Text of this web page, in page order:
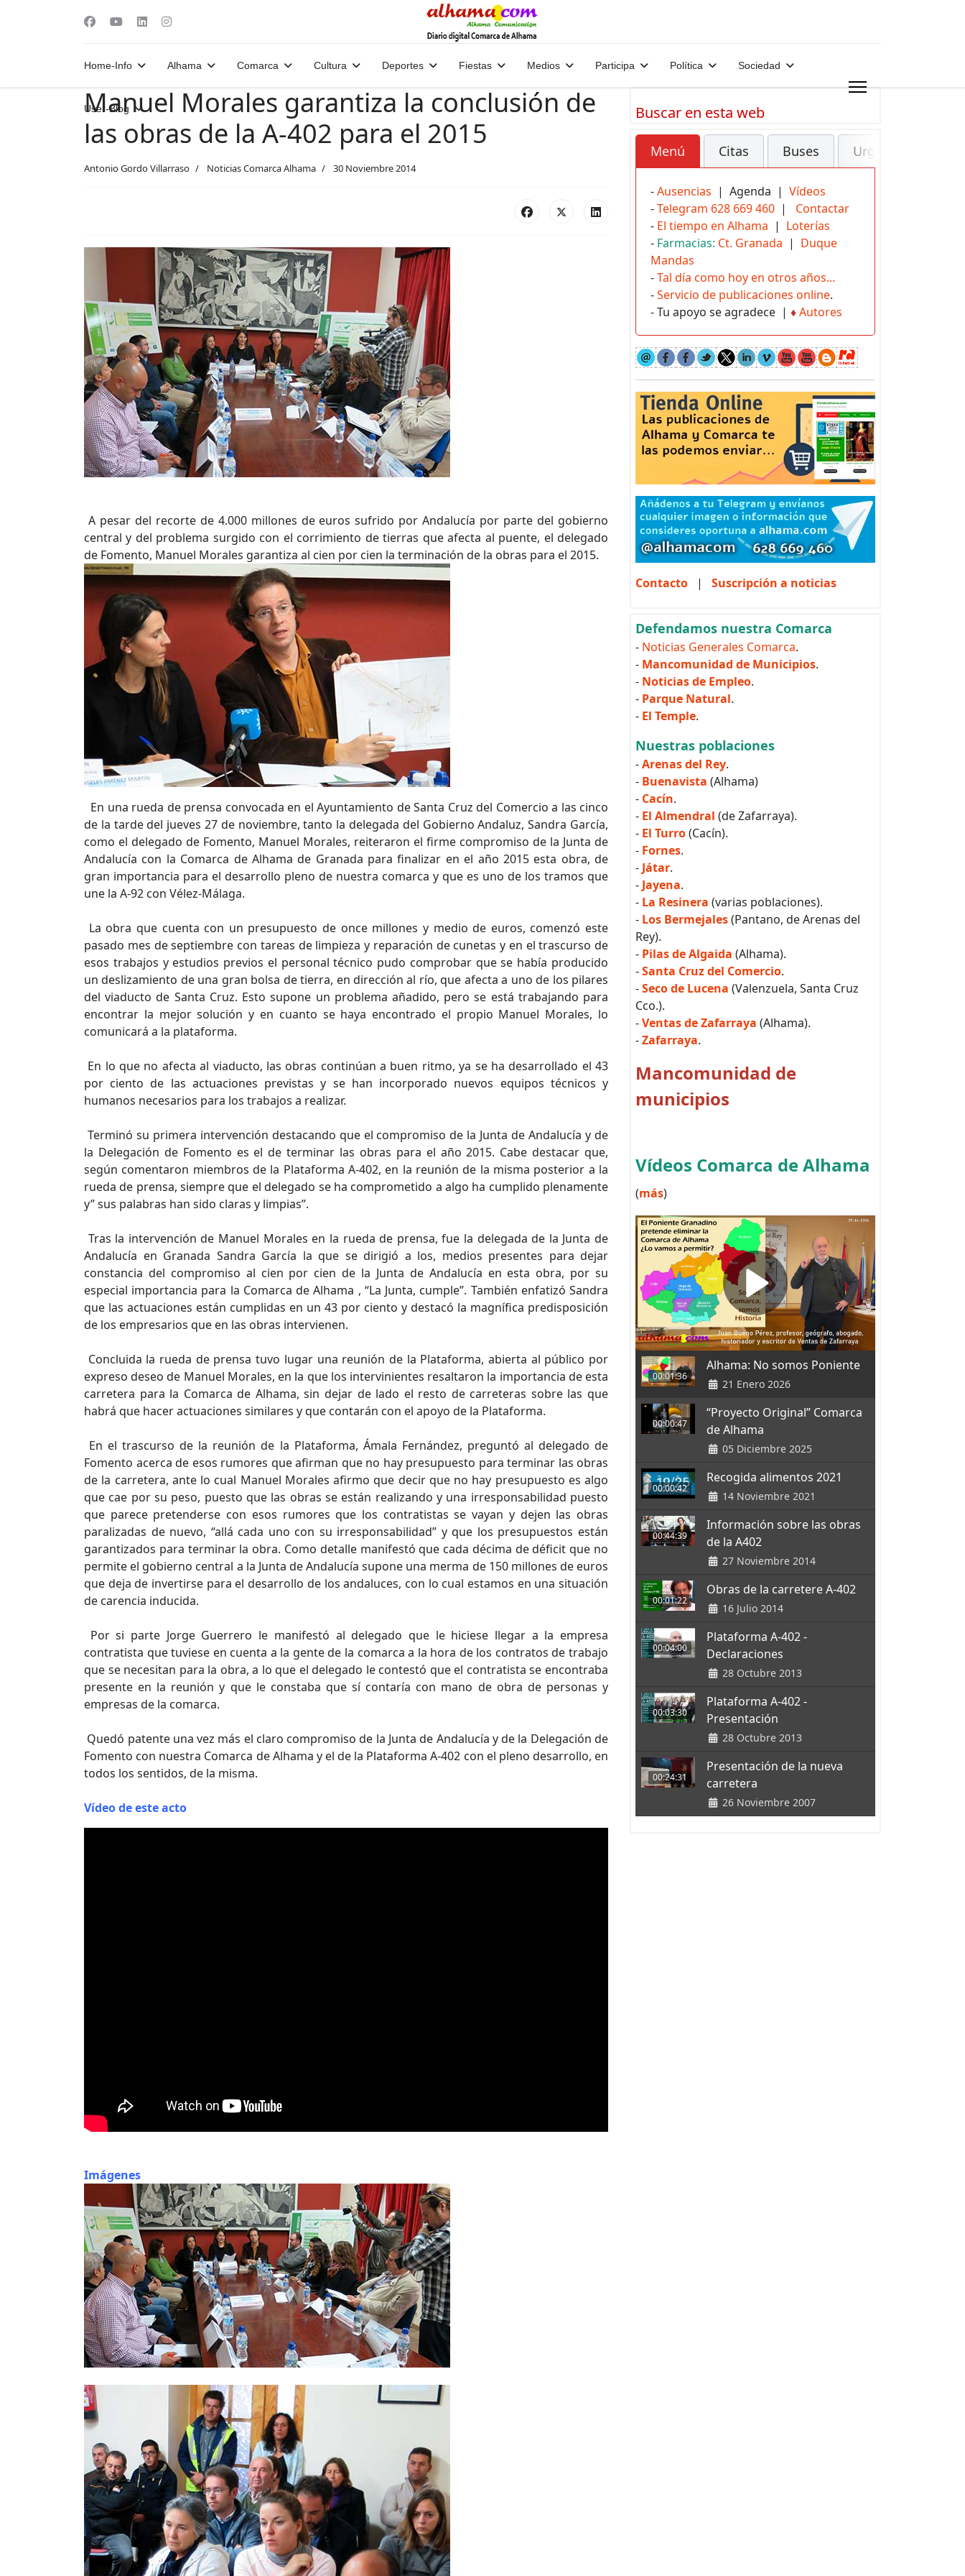
Home-Info Alhama Comarca Cultura Deportes Fiestas Medios Participa Política Sociedad
User-Blog
Manuel Morales garantiza la conclusión de
las obras de la A-402 para el 2015
Antonio Gordo Villarraso Noticias Comarca Alhama 30 Noviembre 2014
A pesar del recorte de 4.000 millones de euros sufrido por Andalucía por parte del gobierno
central y del problema surgido con el corrimiento de tierras que afecta al puente, el delegado
de Fomento, Manuel Morales garantiza al cien por cien la terminación de la obras para el 2015.
En una rueda de prensa convocada en el Ayuntamiento de Santa Cruz del Comercio a las cinco
de la tarde del jueves 27 de noviembre, tanto la delegada del Gobierno Andaluz, Sandra García,
como el delegado de Fomento, Manuel Morales, reiteraron el firme compromiso de la Junta de
Andalucía con la Comarca de Alhama de Granada para finalizar en el año 2015 esta obra, de
gran importancia para el desarrollo pleno de nuestra comarca y que es uno de los tramos que
une la A-92 con Vélez-Málaga.
La obra que cuenta con un presupuesto de once millones y medio de euros, comenzó este
pasado mes de septiembre con tareas de limpieza y reparación de cunetas y en el trascurso de
esos trabajos y estudios previos el personal técnico pudo comprobar que se había producido
un deslizamiento de una gran bolsa de tierra, en dirección al río, que afecta a uno de los pilares
del viaducto de Santa Cruz. Esto supone un problema añadido, pero se está trabajando para
encontrar la mejor solución y en cuanto se haya encontrado el propio Manuel Morales, lo
comunicará a la plataforma.
En lo que no afecta al viaducto, las obras continúan a buen ritmo, ya se ha desarrollado el 43
por ciento de las actuaciones previstas y se han incorporado nuevos equipos técnicos y
humanos necesarios para los trabajos a realizar.
Terminó su primera intervención destacando que el compromiso de la Junta de Andalucía y de
la Delegación de Fomento es el de terminar las obras para el año 2015. Cabe destacar que,
según comentaron miembros de la Plataforma A-402, en la reunión de la misma posterior a la
rueda de prensa, siempre que el delegado se ha comprometido a algo ha cumplido plenamente
y” sus palabras han sido claras y limpias”.
Tras la intervención de Manuel Morales en la rueda de prensa, fue la delegada de la Junta de
Andalucía en Granada Sandra García la que se dirigió a los, medios presentes para dejar
constancia del compromiso al cien por cien de la Junta de Andalucía en esta obra, por su
especial importancia para la Comarca de Alhama , “La Junta, cumple”. También enfatizó Sandra
que las actuaciones están cumplidas en un 43 por ciento y destacó la magnífica predisposición
de los empresarios que en las obras intervienen.
Concluida la rueda de prensa tuvo lugar una reunión de la Plataforma, abierta al público por
expreso deseo de Manuel Morales, en la que los intervinientes resaltaron la importancia de esta
carretera para la Comarca de Alhama, sin dejar de lado el resto de carreteras sobre las que
habrá que hacer actuaciones similares y que contarán con el apoyo de la Plataforma.
En el trascurso de la reunión de la Plataforma, Ámala Fernández, preguntó al delegado de
Fomento acerca de esos rumores que afirman que no hay presupuesto para terminar las obras
de la carretera, ante lo cual Manuel Morales afirmo que decir que no hay presupuesto es algo
que cae por su peso, puesto que las obras se están realizando y una irresponsabilidad puesto
que parece pretenderse con esos rumores que los contratistas se vayan y dejen las obras
paralizadas de nuevo, “allá cada uno con su irresponsabilidad” y que los presupuestos están
garantizados para terminar la obra. Como detalle manifestó que cada décima de déficit que no
permite el gobierno central a la Junta de Andalucía supone una merma de 150 millones de euros
que deja de invertirse para el desarrollo de los andaluces, con lo cual estamos en una situación
de carencia inducida.
Por si parte Jorge Guerrero le manifestó al delegado que le hiciese llegar a la empresa
contratista que tuviese en cuenta a la gente de la comarca a la hora de los contratos de trabajo
que se necesitan para la obra, a lo que el delegado le contestó que el contratista se encontraba
presente en la reunión y que le constaba que sí contaría con mano de obra de personas y
empresas de la comarca.
Quedó patente una vez más el claro compromiso de la Junta de Andalucía y de la Delegación de
Fomento con nuestra Comarca de Alhama y el de la Plataforma A-402 con el pleno desarrollo, en
todos los sentidos, de la misma.
Vídeo de este acto
Imágenes
Buscar en esta web
Menú Citas Buses Urgencias
-Ausencias | Agenda | Vídeos
-Telegram 628 669 460 | Contactar
- El tiempo en Alhama | Loterías
- Farmacias: Ct. Granada | Duque
Mandas
-Tal día como hoy en otros años...
-Servicio de publicaciones online.
- Tu apoyo se agradece | ♦Autores
Contacto | Suscripción a noticias
Defendamos nuestra Comarca
- Noticias Generales Comarca.
- Mancomunidad de Municipios.
- Noticias de Empleo.
- Parque Natural.
- El Temple.
Nuestras poblaciones
-Arenas del Rey.
- Buenavista (Alhama)
- Cacín.
- El Almendral (de Zafarraya).
- El Turro(Cacín).
- Fornes.
- Játar.
- Jayena.
- La Resinera (varias poblaciones).
- Los Bermejales(Pantano, de Arenas del
Rey).
- Pilas de Algaida (Alhama).
-Santa Cruz del Comercio.
-Seco de Lucena (Valenzuela, Santa Cruz
Cco.).
-Ventas de Zafarraya (Alhama).
-Zafarraya.
Mancomunidad de
municipios
Vídeos Comarca de Alhama
(más)
00:01:36
Alhama: No somos Poniente
21 Enero 2026
00:00:47
“Proyecto Original” Comarca
de Alhama
05 Diciembre 2025
00:00:42
Recogida alimentos 2021
14 Noviembre 2021
00:44:39
Información sobre las obras
de la A402
27 Noviembre 2014
00:01:22
Obras de la carretere A-402
16 Julio 2014
00:04:00
Plataforma A-402 -
Declaraciones
28 Octubre 2013
00:03:30
Plataforma A-402 -
Presentación
28 Octubre 2013
00:24:31
Presentación de la nueva
carretera
26 Noviembre 2007